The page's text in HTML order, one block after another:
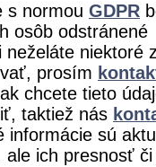
s normou GDPR
osôb odstránené
neželáte niektoré
prosím
chcete tieto
taktiež nás
informácie sú
ale ich presnosť